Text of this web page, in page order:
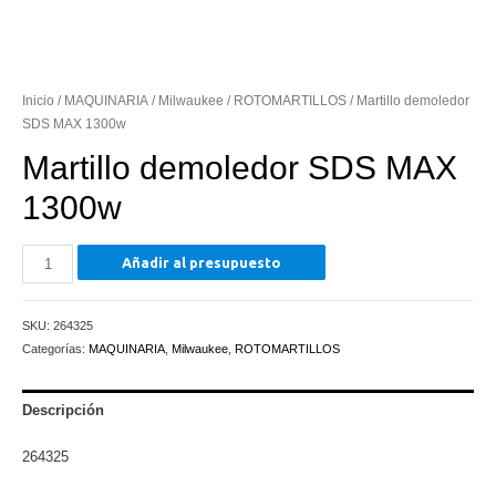
Inicio / MAQUINARIA / Milwaukee / ROTOMARTILLOS / Martillo demoledor
SDS MAX 1300w
Martillo demoledor SDS MAX
1300w
Martillo
demoledor
MAX
1300w
Añadir al presupuesto
SKU: 264325
Categorías: MAQUINARIA Milwaukee ROTOMARTILLOS
Descripción
264325